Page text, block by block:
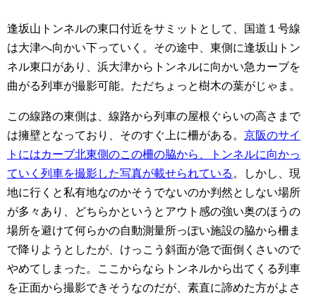
逢坂山トンネルの東口付近をサミットとして、国道１号線
は大津へ向かい下っていく。その途中、東側に逢坂山トン
ネル東口があり、浜大津からトンネルに向かい急カーブを
曲がる列車が撮影可能。ただちょっと樹木の葉がじゃま。
この線路の東側は、線路から列車の屋根ぐらいの高さまで
は擁壁となっており、そのすぐ上に柵がある。 京阪のサイ
トにはカーブ北東側のこの柵の脇から、トンネルに向かっ
ていく列車を撮影した写真が載せられている。しかし、現
地に行くと私有地なのかそうでないのか判然としない場所
が多々あり、どちらかというとアウト感の強い奥のほうの
場所を避けて何らかの自動測量所っぽい施設の脇から柵ま
で降りようとしたが、けっこう斜面が急で面倒くさいので
やめてしまった。ここからならトンネルから出てくる列車
を正面から撮影できそうなのだが、素直に諦めた方がよさ